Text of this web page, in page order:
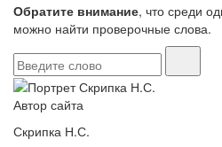
Обратите внимание, что среди
можно найти проверочные слова.
Автор сайта
Скрипка Н.С.